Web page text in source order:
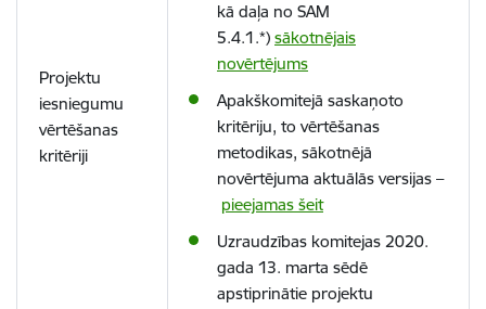
Projektu
iesniegumu
vērtēšanas
kritēriji
kā daļa no SAM
5.4.1.*) sākotnējais
novērtējums
Apakškomitejā saskaņoto
kritēriju, to vērtēšanas
metodikas, sākotnējā
novērtējuma aktuālās versijas –
pieejamas šeit
Uzraudzības komitejas 2020.
gada 13. marta sēdē
apstiprinātie projektu